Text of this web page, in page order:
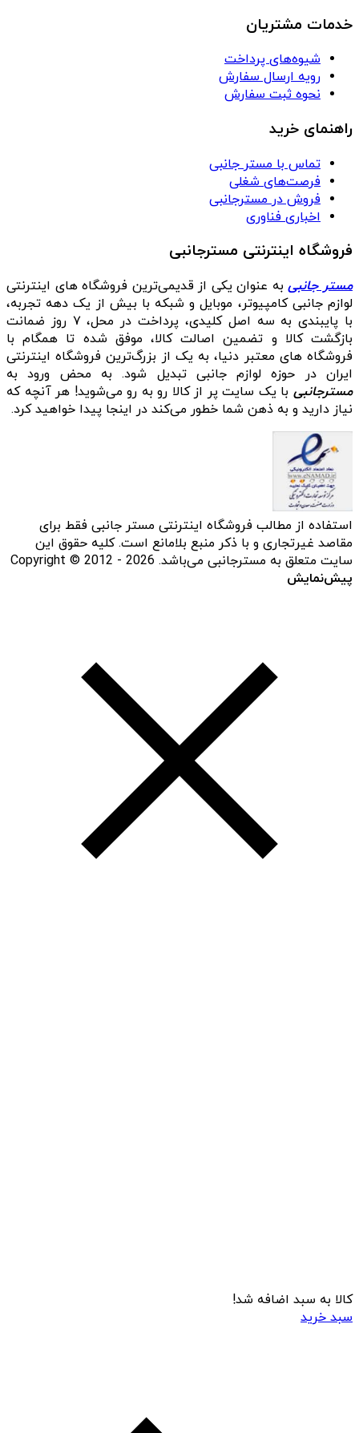
خدمات مشتریان
شیوه‌های پرداخت
رویه ارسال سفارش
نحوه ثبت سفارش
راهنمای خرید
تماس با مستر جانبی
فرصت‌های شغلی
فروش در مسترجانبی
اخباری فناوری
فروشگاه اینترنتی مسترجانبی
مستر جانبیبه عنوان یکی از قدیمی‌ترین فروشگاه های اینترنتی
لوازم جانبی کامپیوتر، موبایل و شبکه با بیش از یک دهه تجربه،
با پایبندی به سه اصل کلیدی، پرداخت در محل، ۷ روز ضمانت
بازگشت کالا و تضمین اصالت کالا، موفق شده تا همگام با
فروشگاه‌ های معتبر دنیا، به یک از بزرگ‌ترین فروشگاه اینترنتی
ایران در حوزه لوازم جانبی تبدیل شود. به محض ورود به
مسترجانبی با یک سایت پر از کالا رو به رو می‌شوید! هر آنچه که
نیاز دارید و به ذهن شما خطور می‌کند در اینجا پیدا خواهید کرد.
استفاده از مطالب فروشگاه اینترنتی مستر جانبی فقط برای
مقاصد غیرتجاری و با ذکر منبع بلامانع است. کلیه حقوق این
سایت متعلق به مسترجانبی می‌باشد. Copyright © 2012 - 2026
پیش‌نمایش
کالا به سبد اضافه شد!
سبد خرید